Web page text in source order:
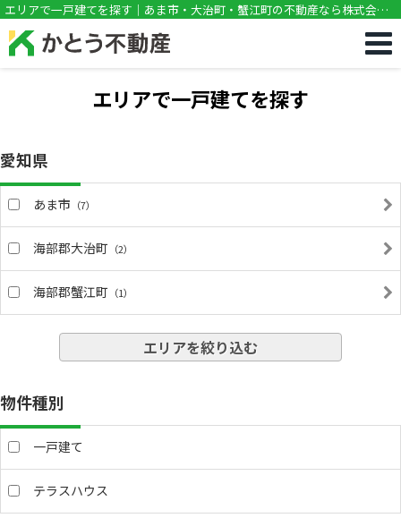
!DOCTYPE html>
エリアで一戸建てを探す｜あま市・大治町・蟹江町の不動産なら株式会社
かとう不動産
エリアで一戸建てを探す
愛知県
あま市 （7）
海部郡大治町 （2）
海部郡蟹江町 （1）
エリアを絞り込む
物件種別
一戸建て
テラスハウス